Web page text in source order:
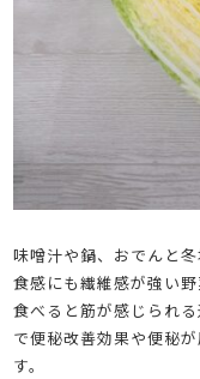
味噌汁や鍋、おでんと
食感にも繊維感が強い野
食べると筋が感じられ
で便秘改善効果や便秘
す。